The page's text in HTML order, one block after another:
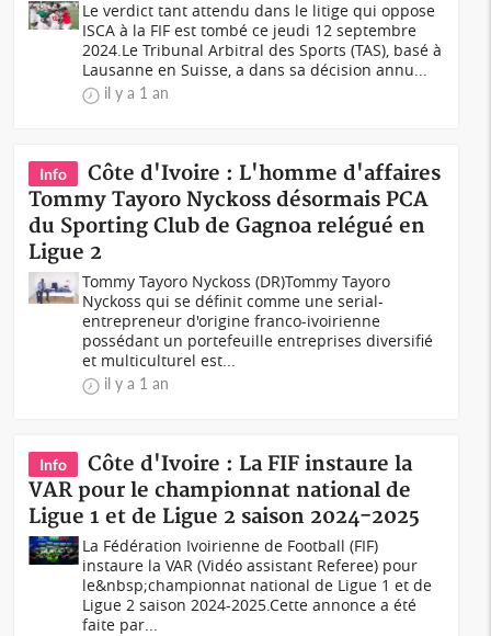
Le verdict tant attendu dans le litige qui oppose
ISCA à la FIF est tombé ce jeudi 12 septembre
2024.Le Tribunal Arbitral des Sports (TAS), basé à
Lausanne en Suisse, a dans sa décision annu...
il y a 1 an
Info
Côte d'Ivoire : L'homme d'affaires
Tommy Tayoro Nyckoss désormais PCA
du Sporting Club de Gagnoa relégué en
Ligue 2
Tommy Tayoro Nyckoss (DR)Tommy Tayoro
Nyckoss qui se définit comme une serial-
entrepreneur d'origine franco-ivoirienne
possédant un portefeuille entreprises diversifié
et multiculturel est...
il y a 1 an
Info
Côte d'Ivoire : La FIF instaure la
VAR pour le championnat national de
Ligue 1 et de Ligue 2 saison 2024-2025
La Fédération Ivoirienne de Football (FIF)
instaure la VAR (Vidéo assistant Referee) pour
le&nbsp;championnat national de Ligue 1 et de
Ligue 2 saison 2024-2025.Cette annonce a été
faite par...